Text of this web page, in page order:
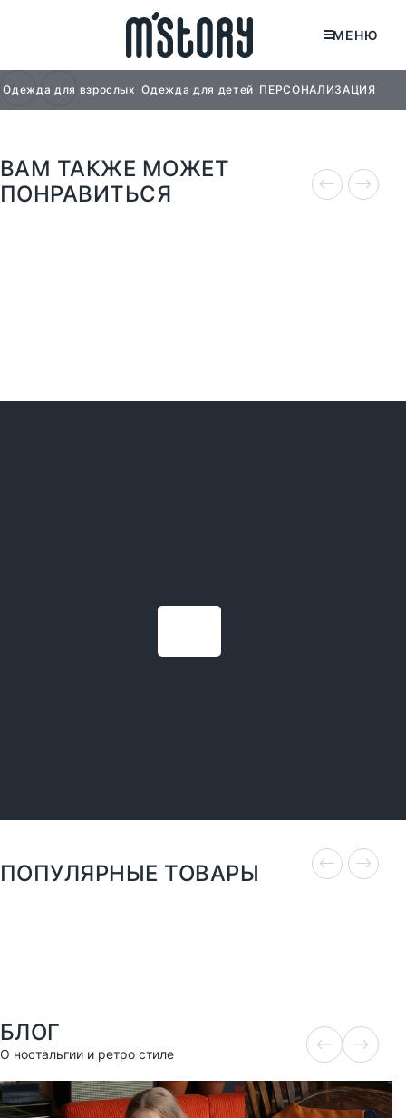
МЕНЮ
Одежда для взрослых
СВИТШОТЫ И ТОЛСТОВКИ
ФУТБОЛКИ И МАЙКИ
БРЮКИ И ШОРТЫ
Одежда для детей
СВИТШОТЫ ДЕТСКИЕ
ЛОНГСЛИВЫ ДЕТСКИЕ
ПЕРСОНАЛИЗАЦИЯ
ВАМ ТАКЖЕ МОЖЕТ
ПОНРАВИТЬСЯ
ПОПУЛЯРНЫЕ ТОВАРЫ
БЛОГ
О ностальгии и ретро стиле